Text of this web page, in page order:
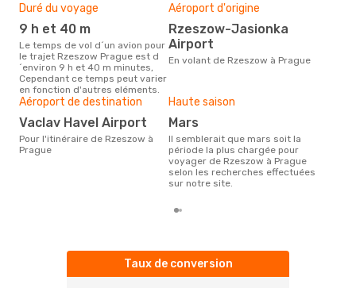
Duré du voyage
9 h et 40 m
Le temps de vol d´un avion pour
le trajet Rzeszow Prague est d
´environ 9 h et 40 m minutes,
Cependant ce temps peut varier
en fonction d'autres eléments.
Aéroport d'origine
Rzeszow-Jasionka
Airport
En volant de Rzeszow à Prague
Aéroport de destination
Vaclav Havel Airport
Pour l'itinéraire de Rzeszow à
Prague
Haute saison
mars
Il semblerait que mars soit la
période la plus chargée pour
voyager de Rzeszow à Prague
selon les recherches effectuées
sur notre site.
Taux de conversion